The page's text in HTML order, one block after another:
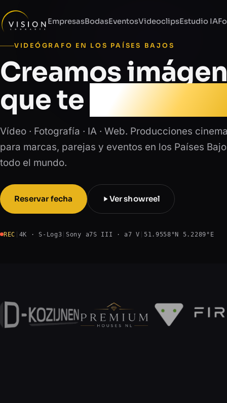
EmpresasBodasEventosVideoclipsEstudio IA
VIDEÓGRAFO EN LOS PAÍSES BAJOS
Creamos
que te
emocionan
Vídeo · Fotografía · IA · Web. Producciones
para marcas, parejas y eventos en los Países
todo el mundo.
Reservar fecha Ver showreel
REC 4K · S-Log3 Sony a7S III · a7 V 51.9558°N 5.2289°E